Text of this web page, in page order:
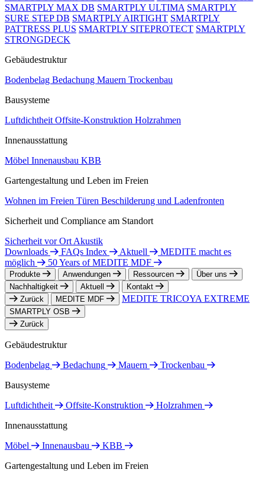
SMARTPLY MAX DB SMARTPLY ULTIMA SMARTPLY
SURE STEP DB SMARTPLY AIRTIGHT SMARTPLY
PATTRESS PLUS SMARTPLY SITEPROTECT SMARTPLY
STRONGDECK
Gebäudestruktur
Bodenbelag Bedachung Mauern Trockenbau
Bausysteme
Luftdichtheit Offsite-Konstruktion Holzrahmen
Innenausstattung
Möbel Innenausbau KBB
Gartengestaltung und Leben im Freien
Wohnen im Freien Türen Beschilderung und Ladenfronten
Sicherheit und Compliance am Standort
Sicherheit vor Ort Akustik
Downloads
FAQs Index Aktuell
MEDITE macht es
möglich
50 Years of MEDITE MDF
Produkte Anwendungen Ressourcen
Über uns
Nachhaltigkeit
Aktuell
Kontakt
Zurück
MEDITE MDF MEDITE TRICOYA EXTREME
SMARTPLY OSB
Zurück
Gebäudestruktur
Bodenbelag
Bedachung Mauern
Trockenbau
Bausysteme
Luftdichtheit
Offsite-Konstruktion
Holzrahmen
Innenausstattung
Möbel
Innenausbau
KBB
Gartengestaltung und Leben im Freien